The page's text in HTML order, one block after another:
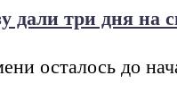
дали три дня на
осталось до